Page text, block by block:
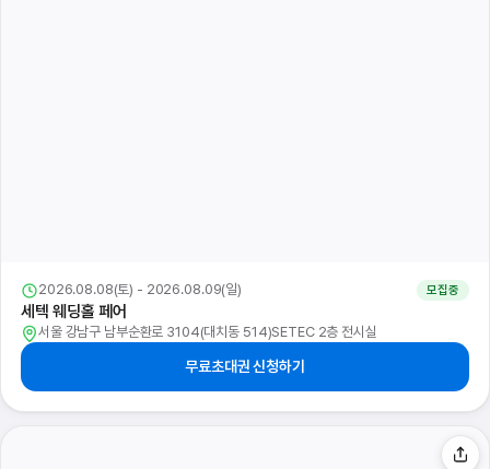
2026.08.08(토) - 2026.08.09(일) 모집중
세텍 웨딩홀 페어
서울 강남구 남부순환로 3104(대치동 514)SETEC 2층 전시실
무료초대권 신청하기